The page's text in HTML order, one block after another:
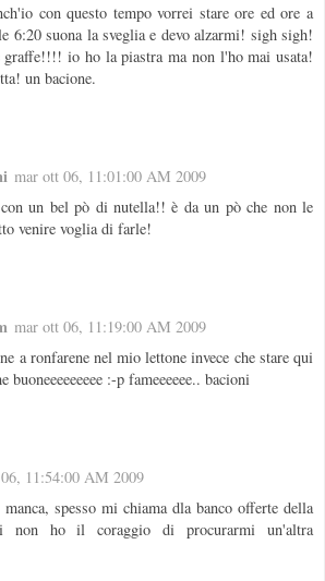
con questo tempo vorrei stare ore ed ore a
6:20 suona la sveglia e devo alzarmi! sigh sigh!
graffe!!!! io ho la piastra ma non l'ho mai usata!
un bacione.
mar ott 06, 11:01:00 AM 2009
un bel pò di nutella!! è da un pò che non le
venire voglia di farle!
mar ott 06, 11:19:00 AM 2009
a ronfarene nel mio lettone invece che stare qui
:-p fameeeeee.. bacioni
11:54:00 AM 2009
spesso mi chiama dla banco offerte della
ho il coraggio di procurarmi un'altra